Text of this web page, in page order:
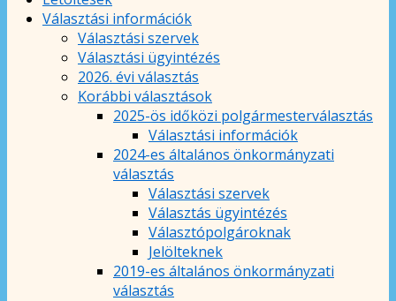
Választási információk
Választási szervek
Választási ügyintézés
2026. évi választás
Korábbi választások
2025-ös időközi polgármesterválasztás
Választási információk
2024-es általános önkormányzati
választás
Választási szervek
Választás ügyintézés
Választópolgároknak
Jelölteknek
2019-es általános önkormányzati
választás